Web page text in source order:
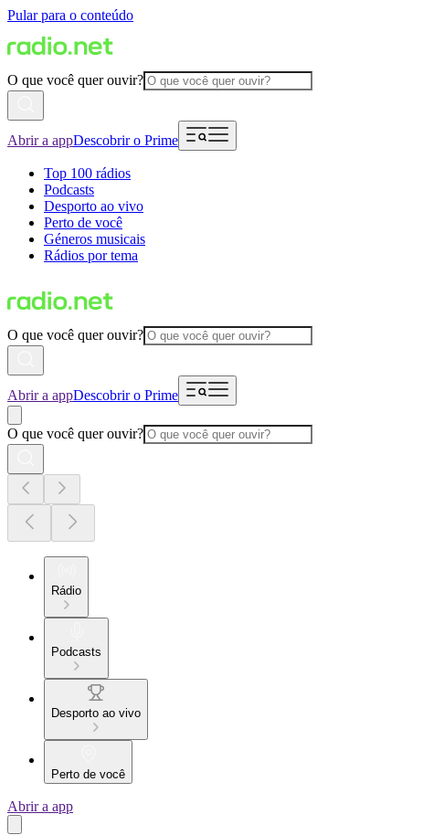
Pular para o conteúdo
O que você quer ouvir?
Abrir a appDescobrir o Prime
Top 100 rádios
Podcasts
Desporto ao vivo
Perto de você
Géneros musicais
Rádios por tema
O que você quer ouvir?
Abrir a appDescobrir o Prime
O que você quer ouvir?
Rádio
Podcasts
Desporto ao vivo
Perto de você
Abrir a app